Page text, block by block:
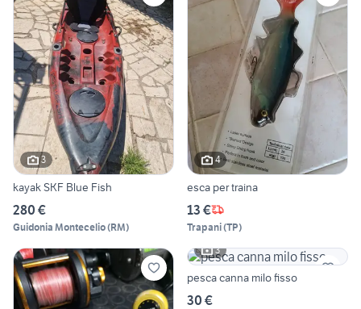
3
kayak SKF Blue Fish
280 €
Guidonia Montecelio(RM)
4
esca per traina
13 €
Trapani(TP)
3
pesca canna milo fisso
30 €